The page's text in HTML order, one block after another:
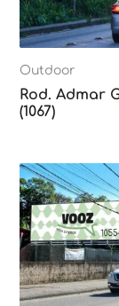
Outdoor
Rod. Admar
(1067)